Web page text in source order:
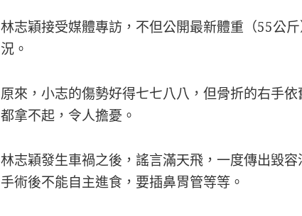
林志穎接受媒體專訪，不但公開最新體重（55公
況。
原來，小志的傷勢好得七七八八，但骨折的右手
都拿不起，令人擔憂。
林志穎發生車禍之後，謠言滿天飛，一度傳出毀
手術後不能自主進食，要插鼻胃管等等。